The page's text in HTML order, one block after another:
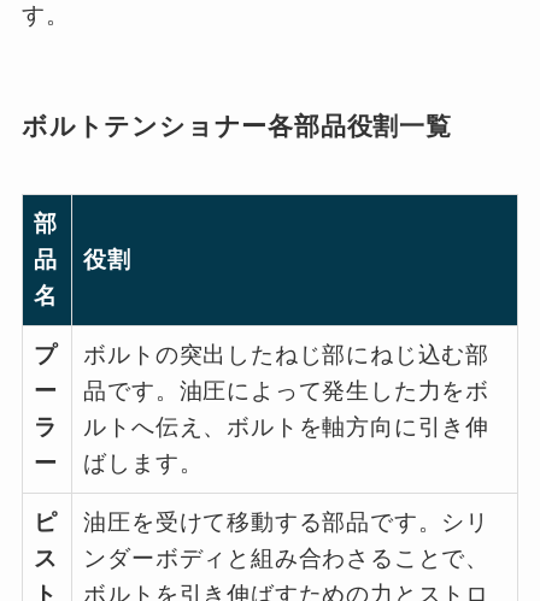
す。
ボルトテンショナー各部品役割一覧
部
品
名
役割
プ
ー
ラ
ー
ボルトの突出したねじ部にねじ込む部
品です。油圧によって発生した力をボ
ルトへ伝え、ボルトを軸方向に引き伸
ばします。
ピ
ス
ト
油圧を受けて移動する部品です。シリ
ンダーボディと組み合わさることで、
ボルトを引き伸ばすための力とストロ